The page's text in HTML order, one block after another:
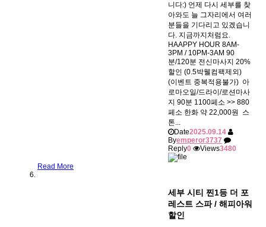
니다:) 언제 다시 세부를 찾
아와도 늘 그자리에서 여러
분들을 기다리고 있겠습니
다. 지금까지처럼요.
HAAPPY HOUR 8AM-
3PM / 10PM-3AM 90
분/120분 전신마사지 20%
할인 (0.5박웰컴팩제외)
(이벤트 중복적용불가) ​ 아
로마오일/드라이/로션마사
지 90분 1100페소 >> 880
페소 한화 약 22,000원 ​ 스
톤...
Date2025.09.14
Byemperor3737
Reply0 Views3480
Read More
세부 시티 찐1등 더 포
레스트 스파 / 해피아워
할인